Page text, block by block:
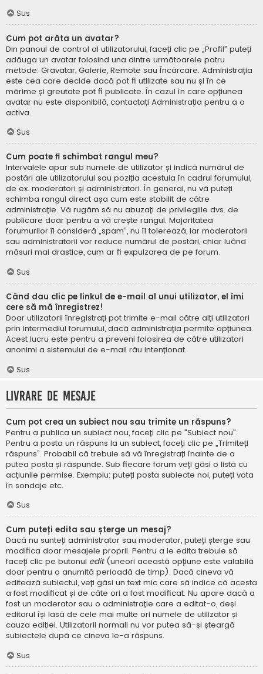
Sus
Cum pot arăta un avatar?
Din panoul de control al utilizatorului, faceți clic pe „Profil” puteți
adăuga un avatar folosind una dintre următoarele patru
metode: Gravatar, Galerie, Remote sau Încărcare. Administrația
este cea care decide dacă pot fi utilizate sau nu și în ce
mărime și greutate pot fi publicate. În cazul în care opțiunea
avatar nu este disponibilă, contactați Administrația pentru a o
activa.
Sus
Cum poate fi schimbat rangul meu?
Intervalele apar sub numele de utilizator și indică numărul de
postări ale utilizatorului sau poziția acestuia în cadrul forumului,
de ex. moderatori și administratori. În general, nu vă puteți
schimba rangul direct așa cum este stabilit de către
administrație. Vă rugăm să nu abuzați de privilegiile dvs. de
publicare doar pentru a vă crește rangul. Majoritatea
forumurilor îl consideră „spam”, nu îl tolerează, iar moderatorii
sau administratorii vor reduce numărul de postări, chiar luând
măsuri mai drastice, cum ar fi expulzarea de pe forum.
Sus
Când dau clic pe linkul de e-mail al unui utilizator, el îmi
cere să mă înregistrez!
Doar utilizatorii înregistrați pot trimite e-mail către alți utilizatori
prin intermediul forumului, dacă administrația permite opțiunea.
Acest lucru este pentru a preveni folosirea de către utilizatori
anonimi a sistemului de e-mail rău intenționat.
Sus
Livrare de mesaje
Cum pot crea un subiect nou sau trimite un răspuns?
Pentru a publica un subiect nou, faceți clic pe "Subiect nou".
Pentru a posta un răspuns la un subiect, faceți clic pe „Trimiteți
răspuns”. Probabil că trebuie să vă înregistrați înainte de a
putea posta și răspunde. Sub fiecare forum veți găsi o listă cu
acțiunile permise. Exemplu: puteți posta subiecte noi, puteți vota
în sondaje etc.
Sus
Cum puteți edita sau șterge un mesaj?
Dacă nu sunteți administrator sau moderator, puteți șterge sau
modifica doar mesajele proprii. Pentru a le edita trebuie să
faceți clic pe butonul edit (uneori această opțiune este valabilă
doar pentru o anumită perioadă de timp). Dacă cineva vă
editează subiectul, veți găsi un text mic care să indice că acesta
a fost modificat și de câte ori a fost modificat. Nu apare dacă a
fost un moderator sau o administrație care a editat-o, deși
editorul își lasă de cele mai multe ori numele de utilizator și
cauza ediției. Utilizatorii normali nu vor putea să-și șteargă
subiectele după ce cineva le-a răspuns.
Sus